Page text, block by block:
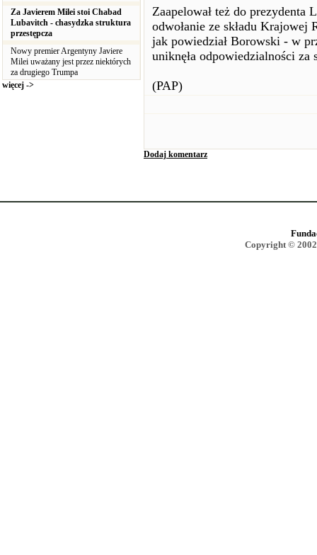
Za Javierem Milei stoi Chabad
Lubavitch - chasydzka struktura
przestępcza
Nowy premier Argentyny Javiere
Milei uważany jest przez niektórych
za drugiego Trumpa
więcej ->
Zaapelował też do prezydenta
odwołanie ze składu
jak powiedział Borowski - w
uniknęła odpowiedzialności
(PAP)
Dodaj komentarz
Copyright ©